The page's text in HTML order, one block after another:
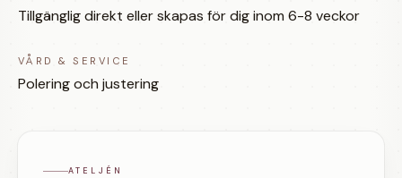
Tillgänglig direkt eller skapas för dig inom 6-8 veckor
VÅRD & SERVICE
Polering och justering
ATELJÉN